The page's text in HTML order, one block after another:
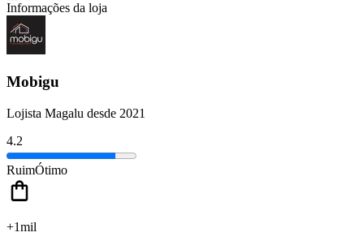
Informações da loja
Mobigu
Lojista Magalu desde 2021
4.2
RuimÓtimo
+1mil